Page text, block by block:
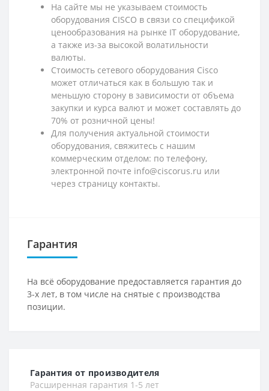
На сайте мы не указываем стоимость
оборудования CISCO в связи со спецификой
ценообразования на рынке IT оборудование,
а также из-за высокой волатильности
валюты.
Стоимость сетевого оборудования Cisco
может отличаться как в большую так и
меньшую сторону в зависимости от объема
закупки и курса валют и может составлять до
70% от розничной цены!
Для получения актуальной стоимости
оборудования, свяжитесь с нашим
коммерческим отделом: по телефону,
электронной почте info@ciscorus.ru или
через страницу контакты.
Гарантия
На всё оборудование предоставляется гарантия до
3-х лет, в том числе на снятые с производства
позиции.
Гарантия от производителя
Расширенная гарантия 1-5 лет